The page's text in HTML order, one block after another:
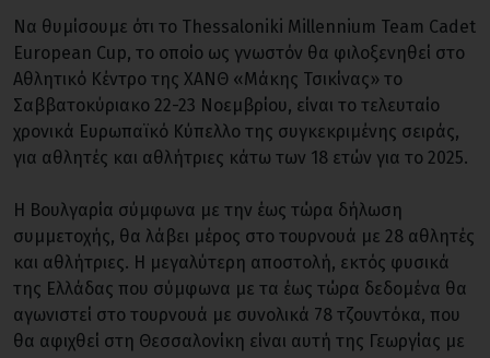
Να θυμίσουμε ότι το Thessaloniki Millennium Team Cadet
European Cup, το οποίο ως γνωστόν θα φιλοξενηθεί στο
Αθλητικό Κέντρο της ΧΑΝΘ «Μάκης Τσικίνας» το
Σαββατοκύριακο 22-23 Νοεμβρίου, είναι το τελευταίο
χρονικά Ευρωπαϊκό Κύπελλο της συγκεκριμένης σειράς,
για αθλητές και αθλήτριες κάτω των 18 ετών για το 2025.
Η Βουλγαρία σύμφωνα με την έως τώρα δήλωση
συμμετοχής, θα λάβει μέρος στο τουρνουά με 28 αθλητές
και αθλήτριες. Η μεγαλύτερη αποστολή, εκτός φυσικά
της Ελλάδας που σύμφωνα με τα έως τώρα δεδομένα θα
αγωνιστεί στο τουρνουά με συνολικά 78 τζουντόκα, που
θα αφιχθεί στη Θεσσαλονίκη είναι αυτή της Γεωργίας με